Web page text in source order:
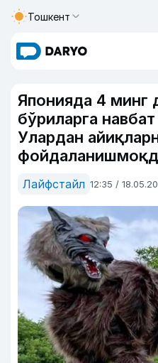
Тошкент
Японияда 4 минг
бўриларга
Улардан
Лайфстайл 12:35 /